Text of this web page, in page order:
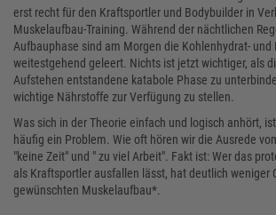
erst recht für den Kraftsportler und Bodybuilder in
Muskelaufbau-Training. Während der nächtlichen
Aufbauphase sind am Morgen die Kohlenhydrat- und
weitestgehend geleert. Nichts ist jetzt wichtiger, als
Aufstehen entstandene katabole Phase zu
wichtige Nährstoffe zur Verfügung zu stellen.
Was sich in der Theorie einfach und logisch anhört,
häufig ein Problem. Wie oft hören wir die Ausrede
"keine Zeit" und " zu viel Arbeit". Fakt ist: Wer das
als Kraftsportler ausfallen lässt, hat deutlich weniger
gewünschten Muskelaufbau*.